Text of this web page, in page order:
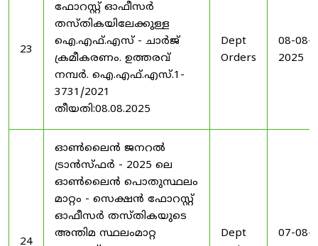
23
ഫോറസ്റ്റ് ഓഫീസർ
തസ്തികയിലേക്കുള്ള
ഐ.എഫ്.എസ് - ചാർജ്
ക്രമീകരണം. ഉത്തരവ്
നമ്പർ. ഐ.എഫ്.എസ്.1-
3731/2021
തീയതി:08.08.2025
Dept
Orders
08-08-
2025
24
ഓൺലൈൻ ജനറൽ
ട്രാൻസ്ഫർ - 2025 ലെ
ഓൺലൈൻ പൊതുസ്ഥലം
മാറ്റം - സെക്ഷൻ ഫോറസ്റ്റ്
ഓഫീസർ തസ്തികയുടെ
അന്തിമ സ്ഥലംമാറ്റ
Dept
07-08-